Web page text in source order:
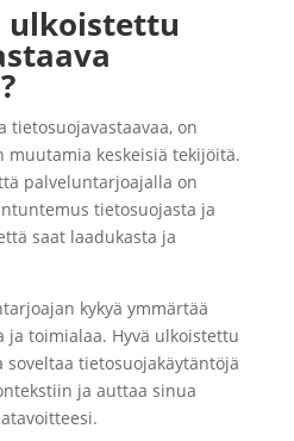
ulkoistettu
tietosuojavastaavaa, on
muutamia keskeisiä tekijöitä.
palveluntarjoajalla on
tietosuojasta ja
saat laadukasta ja
kykyä ymmärtää
toimialaa. Hyvä ulkoistettu
soveltaa tietosuojakäytäntöjä
ja auttaa sinua